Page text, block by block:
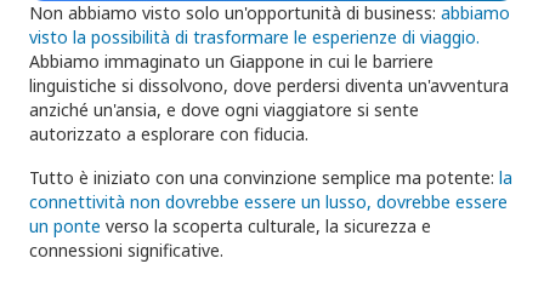
Non abbiamo visto solo un'opportunità di business: abbiamo
visto la possibilità di trasformare le esperienze di viaggio.
Abbiamo immaginato un Giappone in cui le barriere
linguistiche si dissolvono, dove perdersi diventa un'avventura
anziché un'ansia, e dove ogni viaggiatore si sente
autorizzato a esplorare con fiducia.
Tutto è iniziato con una convinzione semplice ma potente: la
connettività non dovrebbe essere un lusso, dovrebbe essere
un ponte verso la scoperta culturale, la sicurezza e
connessioni significative.